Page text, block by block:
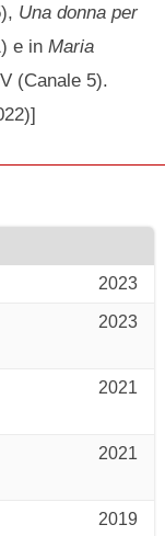
Una donna per
e inMaria
(Canale 5).
2023
2023
2021
2021
2019